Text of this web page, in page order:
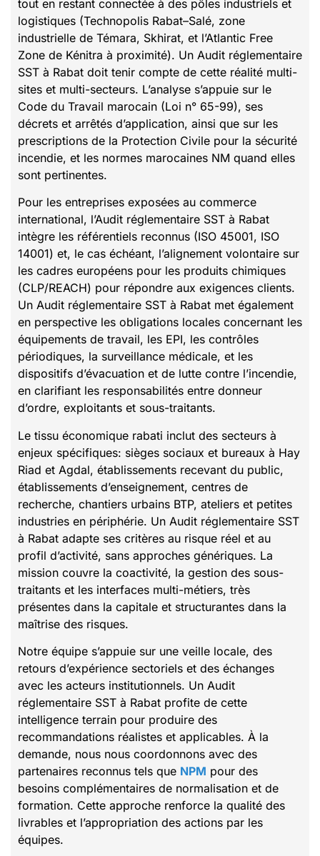
tout en restant connectée à des pôles industriels et
logistiques (Technopolis Rabat–Salé, zone
industrielle de Témara, Skhirat, et l’Atlantic Free
Zone de Kénitra à proximité). Un Audit réglementaire
SST à Rabat doit tenir compte de cette réalité multi-
sites et multi-secteurs. L’analyse s’appuie sur le
Code du Travail marocain (Loi n° 65-99), ses
décrets et arrêtés d’application, ainsi que sur les
prescriptions de la Protection Civile pour la sécurité
incendie, et les normes marocaines NM quand elles
sont pertinentes.
Pour les entreprises exposées au commerce
international, l’Audit réglementaire SST à Rabat
intègre les référentiels reconnus (ISO 45001, ISO
14001) et, le cas échéant, l’alignement volontaire sur
les cadres européens pour les produits chimiques
(CLP/REACH) pour répondre aux exigences clients.
Un Audit réglementaire SST à Rabat met également
en perspective les obligations locales concernant les
équipements de travail, les EPI, les contrôles
périodiques, la surveillance médicale, et les
dispositifs d’évacuation et de lutte contre l’incendie,
en clarifiant les responsabilités entre donneur
d’ordre, exploitants et sous-traitants.
Le tissu économique rabati inclut des secteurs à
enjeux spécifiques: sièges sociaux et bureaux à Hay
Riad et Agdal, établissements recevant du public,
établissements d’enseignement, centres de
recherche, chantiers urbains BTP, ateliers et petites
industries en périphérie. Un Audit réglementaire SST
à Rabat adapte ses critères au risque réel et au
profil d’activité, sans approches génériques. La
mission couvre la coactivité, la gestion des sous-
traitants et les interfaces multi-métiers, très
présentes dans la capitale et structurantes dans la
maîtrise des risques.
Notre équipe s’appuie sur une veille locale, des
retours d’expérience sectoriels et des échanges
avec les acteurs institutionnels. Un Audit
réglementaire SST à Rabat profite de cette
intelligence terrain pour produire des
recommandations réalistes et applicables. À la
demande, nous nous coordonnons avec des
partenaires reconnus tels que NPM pour des
besoins complémentaires de normalisation et de
formation. Cette approche renforce la qualité des
livrables et l’appropriation des actions par les
équipes.